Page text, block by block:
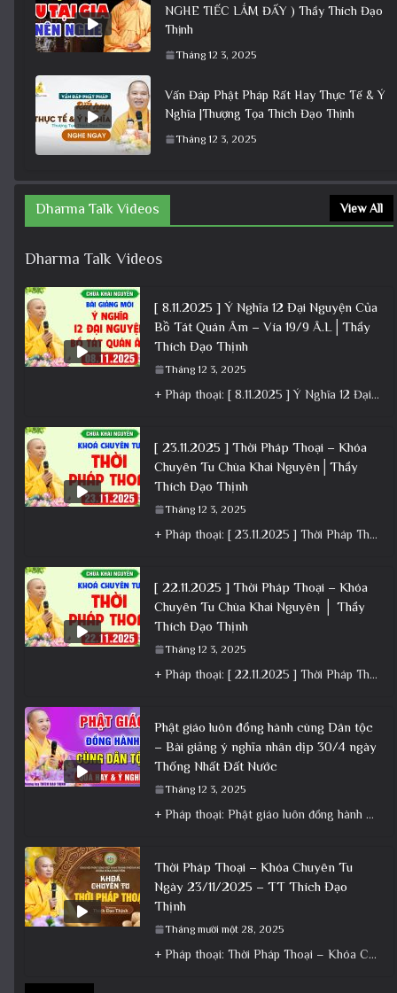
NGHE TIẾC LẮM ĐẤY ) Thầy Thích Đạo
Thịnh
Tháng 12 3, 2025
Vấn Đáp Phật Pháp Rất Hay Thực Tế & Ý
Nghĩa |Thượng Tọa Thích Đạo Thịnh
Tháng 12 3, 2025
Dharma Talk Videos View All
Dharma Talk Videos
[ 8.11.2025 ] Ý Nghĩa 12 Đại Nguyện Của
Bồ Tát Quán Âm – Vía 19/9 Â.L│Thầy
Thích Đạo Thịnh
Tháng 12 3, 2025
+ Pháp thoại: [ 8.11.2025 ] Ý Nghĩa 12 Đại Nguyện Của Bồ Tát Quán Âm – Vía 19/9 Â.L│Thầy
[ 23.11.2025 ] Thời Pháp Thoại – Khóa
Chuyên Tu Chùa Khai Nguyên│Thầy
Thích Đạo Thịnh
Tháng 12 3, 2025
+ Pháp thoại: [ 23.11.2025 ] Thời Pháp Thoại – Khóa Chuyên Tu Chùa Khai Nguyên│Thầy Thích Đạo Thịnh +
[ 22.11.2025 ] Thời Pháp Thoại – Khóa
Chuyên Tu Chùa Khai Nguyên │ Thầy
Thích Đạo Thịnh
Tháng 12 3, 2025
+ Pháp thoại: [ 22.11.2025 ] Thời Pháp Thoại – Khóa Chuyên Tu Chùa Khai Nguyên │ Thầy Thích Đạo
Phật giáo luôn đồng hành cùng Dân tộc
– Bài giảng ý nghĩa nhân dịp 30/4 ngày
Thống Nhất Đất Nước
Tháng 12 3, 2025
+ Pháp thoại: Phật giáo luôn đồng hành cùng Dân tộc – Bài giảng ý nghĩa nhân dịp 30/4 ngày
Thời Pháp Thoại – Khóa Chuyên Tu
Ngày 23/11/2025 – TT Thích Đạo
Thịnh
Tháng mười một 28, 2025
+ Pháp thoại: Thời Pháp Thoại – Khóa Chuyên Tu Ngày 23/11/2025 – TT Thích Đạo Thịnh + Album: Pháp